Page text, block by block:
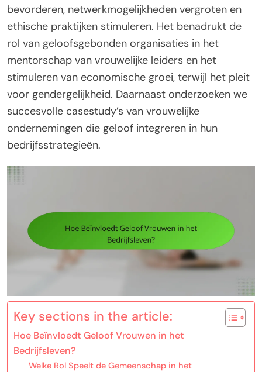
bevorderen, netwerkmogelijkheden vergroten en
ethische praktijken stimuleren. Het benadrukt de
rol van geloofsgebonden organisaties in het
mentorschap van vrouwelijke leiders en het
stimuleren van economische groei, terwijl het pleit
voor gendergelijkheid. Daarnaast onderzoeken we
succesvolle casestudy’s van vrouwelijke
ondernemingen die geloof integreren in hun
bedrijfsstrategieën.
Key sections in the article:
Hoe Beïnvloedt Geloof Vrouwen in het
Bedrijfsleven?
Welke Rol Speelt de Gemeenschap in het